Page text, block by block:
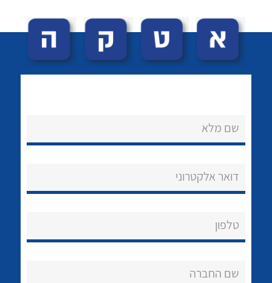
שירותי תמיכה
לכל מוצרי היצרן
לכל מוצרי היצרן
שם מלא
דואר אלקטרוני
טלפון
שם החברה